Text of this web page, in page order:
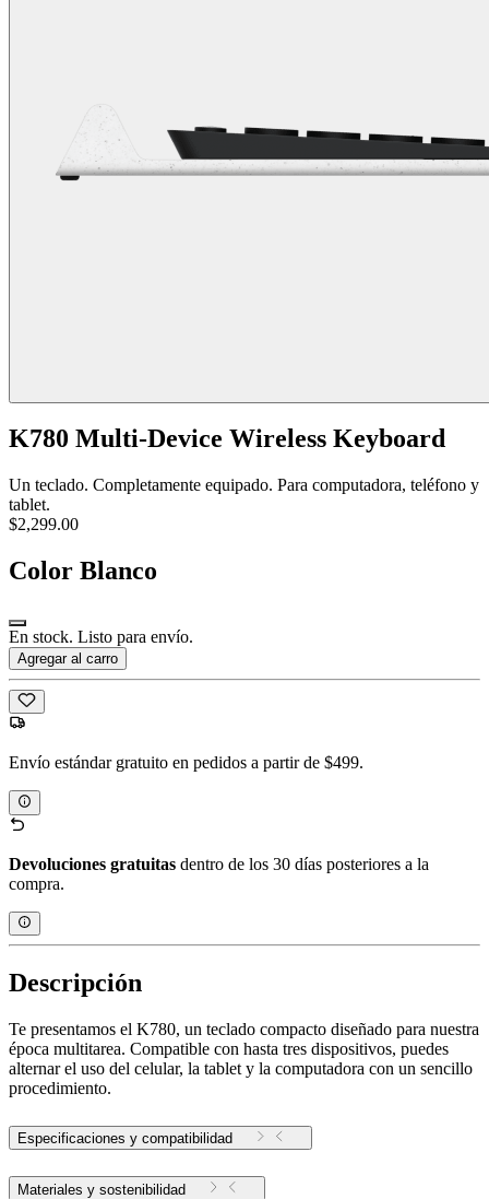
K780 Multi-Device Wireless Keyboard
Un teclado. Completamente equipado. Para computadora, teléfono y
tablet.
$2,299.00
Color Blanco
En stock. Listo para envío.
Agregar al carro
Envío estándar gratuito en pedidos a partir de $499.
Devoluciones gratuitas dentro de los 30 días posteriores a la
compra.
Descripción
Te presentamos el K780, un teclado compacto diseñado para nuestra
época multitarea. Compatible con hasta tres dispositivos, puedes
alternar el uso del celular, la tablet y la computadora con un sencillo
procedimiento.
Especificaciones y compatibilidad
Materiales y sostenibilidad